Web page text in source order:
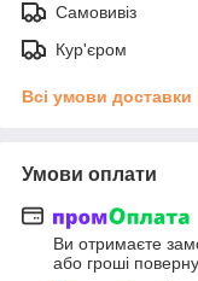
Самовивіз
Кур'єром
Всі умови доставки
Умови оплати
Ви отримаєте
або гроші